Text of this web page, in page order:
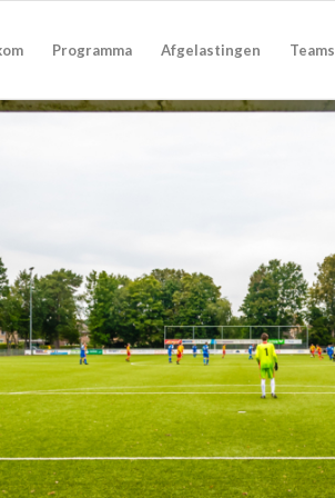
Programma Afgelastingen Teams